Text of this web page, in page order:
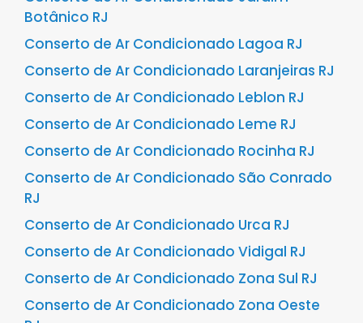
Botânico RJ
Conserto de Ar Condicionado Lagoa RJ
Conserto de Ar Condicionado Laranjeiras RJ
Conserto de Ar Condicionado Leblon RJ
Conserto de Ar Condicionado Leme RJ
Conserto de Ar Condicionado Rocinha RJ
Conserto de Ar Condicionado São Conrado
RJ
Conserto de Ar Condicionado Urca RJ
Conserto de Ar Condicionado Vidigal RJ
Conserto de Ar Condicionado Zona Sul RJ
Conserto de Ar Condicionado Zona Oeste